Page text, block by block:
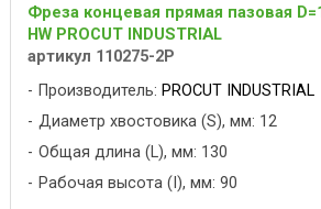
Фреза концевая прямая пазовая
HW PROCUT INDUSTRIAL
артикул 110275-2P
Производитель: PROCUT INDUSTRIAL
Диаметр хвостовика (S), мм: 12
Общая длина (L), мм: 130
Рабочая высота (I), мм: 90